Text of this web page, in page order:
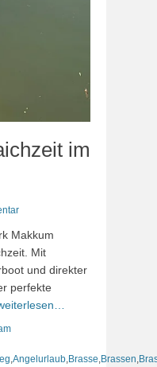
im
Makkum
Mit
und direkter
perfekte
Angelurlaub Brasse Brassen